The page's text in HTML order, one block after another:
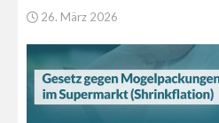
26. März 2026